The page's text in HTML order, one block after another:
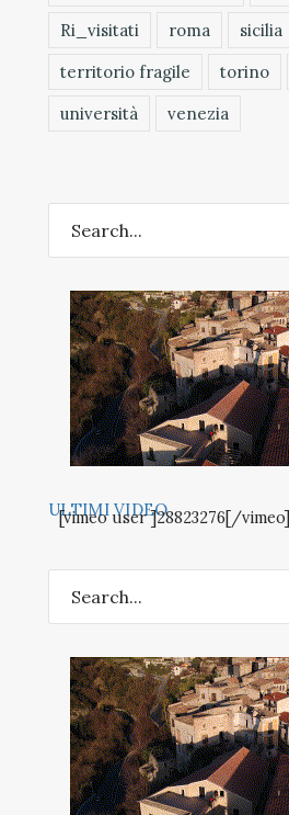
Ri_visitati
roma sicilia
territorio fragile
torino
università
venezia
ULTIMI VIDEO
[vimeo user ]28823276[/vimeo]